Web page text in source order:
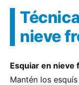
nieve
Esquiar en nieve
Mantén los